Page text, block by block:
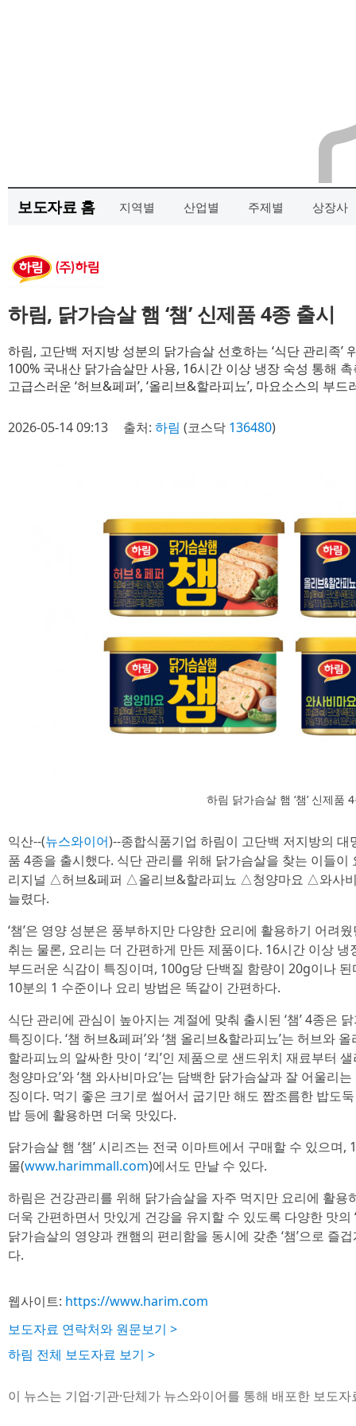
보도자료 홈 지역별 산업별 주제별 상장사
하림, 닭가슴살 햄 ‘챔’ 신제품 4종 출시
하림, 고단백 저지방 성분의 닭가슴살 선호하는 ‘식단 관리족’
100% 국내산 닭가슴살만 사용, 16시간 이상 냉장 숙성 통해
고급스러운 ‘허브&페퍼’, ‘올리브&할라피뇨’, 마요소스의 부드
2026-05-14 09:13 출처: 하림 (코스닥 136480)
하림 닭가슴살 햄 ‘챔’ 신제품
익산--(뉴스와이어)--종합식품기업 하림이 고단백 저지방의 대
품 4종을 출시했다. 식단 관리를 위해 닭가슴살을 찾는 이들
리지널 △허브&페퍼 △올리브&할라피뇨 △청양마요 △와사
늘렸다.
‘챔’은 영양 성분은 풍부하지만 다양한 요리에 활용하기 어려
취는 물론, 요리는 더 간편하게 만든 제품이다. 16시간 이상
부드러운 식감이 특징이며, 100g당 단백질 함량이 20g이나
10분의 1 수준이나 요리 방법은 똑같이 간편하다.
식단 관리에 관심이 높아지는 계절에 맞춰 출시된 ‘챔’ 4종은
특징이다. ‘챔 허브&페퍼’와 ‘챔 올리브&할라피뇨’는 허브와
할라피뇨의 알싸한 맛이 ‘킥’인 제품으로 샌드위치 재료부터
청양마요’와 ‘챔 와사비마요’는 담백한 닭가슴살과 잘 어울리
징이다. 먹기 좋은 크기로 썰어서 굽기만 해도 짭조름한 밥도
밥 등에 활용하면 더욱 맛있다.
닭가슴살 햄 ‘챔’ 시리즈는 전국 이마트에서 구매할 수 있으며
몰(www.harimmall.com)에서도 만날 수 있다.
하림은 건강관리를 위해 닭가슴살을 자주 먹지만 요리에 활용
더욱 간편하면서 맛있게 건강을 유지할 수 있도록 다양한 맛의
닭가슴살의 영양과 캔햄의 편리함을 동시에 갖춘 ‘챔’으로 즐
다.
웹사이트: https://www.harim.com
보도자료 연락처와 원문보기 >
하림 전체 보도자료 보기 >
이 뉴스는 기업·기관·단체가 뉴스와이어를 통해 배포한 보도